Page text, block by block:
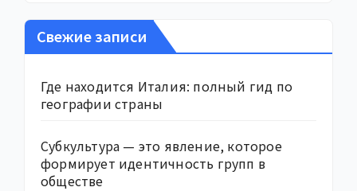
Свежие записи
Где находится Италия: полный гид по
географии страны
Субкультура — это явление, которое
формирует идентичность групп в
обществе